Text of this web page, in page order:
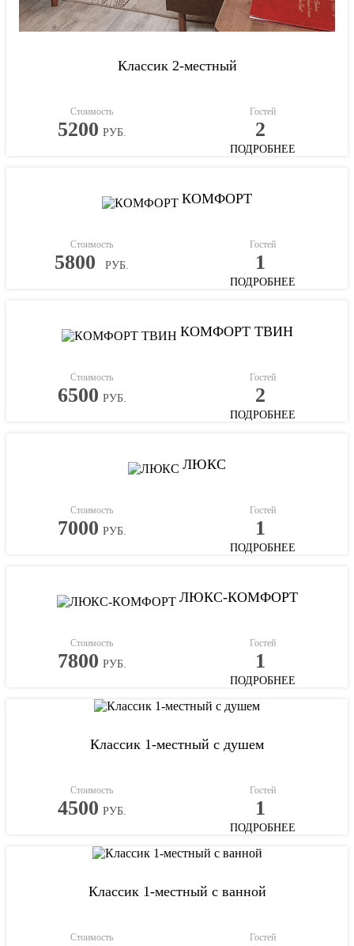
Классик 2-местный
Стоимость
5200 РУБ.
Гостей
2
ПОДРОБНЕЕ
КОМФОРТ
Стоимость
5800 РУБ.
Гостей
1
ПОДРОБНЕЕ
КОМФОРТ ТВИН
Стоимость
6500 РУБ.
Гостей
2
ПОДРОБНЕЕ
ЛЮКС
Стоимость
7000 РУБ.
Гостей
1
ПОДРОБНЕЕ
ЛЮКС-КОМФОРТ
Стоимость
7800 РУБ.
Гостей
1
ПОДРОБНЕЕ
Классик 1-местный с душем
Стоимость
4500 РУБ.
Гостей
1
ПОДРОБНЕЕ
Классик 1-местный с ванной
Стоимость Гостей